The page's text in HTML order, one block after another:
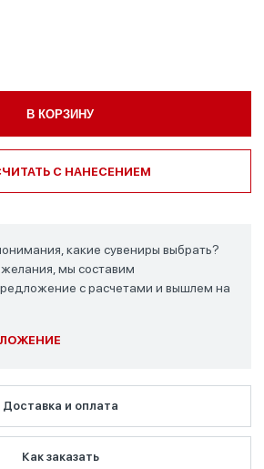
В КОРЗИНУ
С НАНЕСЕНИЕМ
какие сувениры выбрать?
мы составим
с расчетами и вышлем на
Доставка и оплата
Как заказать